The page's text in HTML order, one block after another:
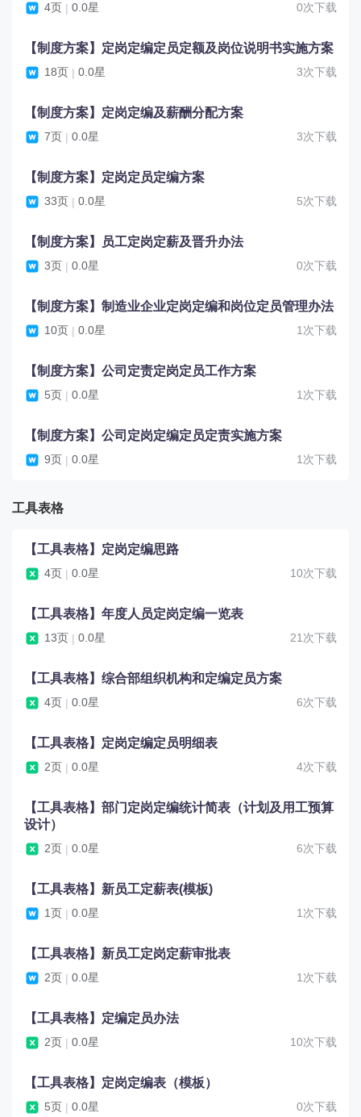
4页 | 0.0星 0次下载
【制度方案】定岗定编定员定额及岗位说明书实施方案
18页 | 0.0星 3次下载
【制度方案】定岗定编及薪酬分配方案
7页 | 0.0星 3次下载
【制度方案】定岗定员定编方案
33页 | 0.0星 5次下载
【制度方案】员工定岗定薪及晋升办法
3页 | 0.0星 0次下载
【制度方案】制造业企业定岗定编和岗位定员管理办法
10页 | 0.0星 1次下载
【制度方案】公司定责定岗定员工作方案
5页 | 0.0星 1次下载
【制度方案】公司定岗定编定员定责实施方案
9页 | 0.0星 1次下载
工具表格
【工具表格】定岗定编思路
4页 | 0.0星 10次下载
【工具表格】年度人员定岗定编一览表
13页 | 0.0星 21次下载
【工具表格】综合部组织机构和定编定员方案
4页 | 0.0星 6次下载
【工具表格】定岗定编定员明细表
2页 | 0.0星 4次下载
【工具表格】部门定岗定编统计简表（计划及用工预算
设计）
2页 | 0.0星 6次下载
【工具表格】新员工定薪表(模板)
1页 | 0.0星 1次下载
【工具表格】新员工定岗定薪审批表
2页 | 0.0星 1次下载
【工具表格】定编定员办法
2页 | 0.0星 10次下载
【工具表格】定岗定编表（模板）
5页 | 0.0星 0次下载